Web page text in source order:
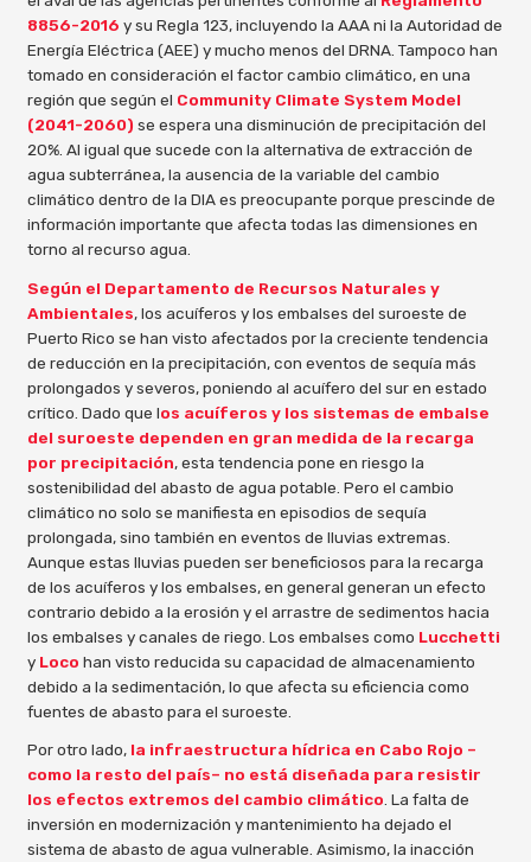
8856-2016 y su Regla 123, incluyendo la AAA ni la Autoridad de
Energía Eléctrica (AEE) y mucho menos del DRNA. Tampoco han
tomado en consideración el factor cambio climático, en una
región que según el Community Climate System Model
(2041-2060) se espera una disminución de precipitación del
20%. Al igual que sucede con la alternativa de extracción de
agua subterránea, la ausencia de la variable del cambio
climático dentro de la DIA es preocupante porque prescinde de
información importante que afecta todas las dimensiones en
torno al recurso agua.
Según el Departamento de Recursos Naturales y
Ambientales, los acuíferos y los embalses del suroeste de
Puerto Rico se han visto afectados por la creciente tendencia
de reducción en la precipitación, con eventos de sequía más
prolongados y severos, poniendo al acuífero del sur en estado
crítico. Dado que los acuíferos y los sistemas de embalse
del suroeste dependen en gran medida de la recarga
por precipitación, esta tendencia pone en riesgo la
sostenibilidad del abasto de agua potable. Pero el cambio
climático no solo se manifiesta en episodios de sequía
prolongada, sino también en eventos de lluvias extremas.
Aunque estas lluvias pueden ser beneficiosos para la recarga
de los acuíferos y los embalses, en general generan un efecto
contrario debido a la erosión y el arrastre de sedimentos hacia
los embalses y canales de riego. Los embalses como Lucchetti
y Loco han visto reducida su capacidad de almacenamiento
debido a la sedimentación, lo que afecta su eficiencia como
fuentes de abasto para el suroeste.
Por otro lado, la infraestructura hídrica en Cabo Rojo –
como la resto del país– no está diseñada para resistir
los efectos extremos del cambio climático . La falta de
inversión en modernización y mantenimiento ha dejado el
sistema de abasto de agua vulnerable. Asimismo, la inacción